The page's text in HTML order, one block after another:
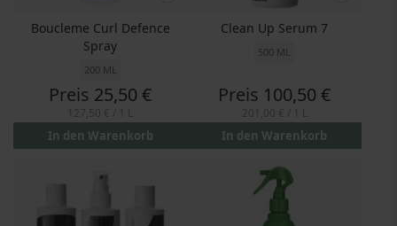
Boucleme Curl Defence
Spray
200 ML
Preis 25,50 €
In den Warenkorb
Clean Up Serum 7
500 ML
Preis 100,50 €
In den Warenkorb